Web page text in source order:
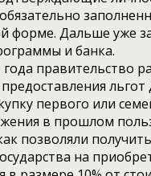
форме. Дальше уже
и банка.
правительство
льгот
первого или
в прошлом
позволяли
на